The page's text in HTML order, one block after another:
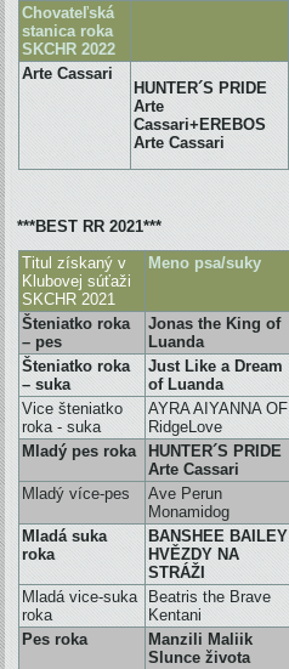
Chovateľská
stanica roka
SKCHR 2022
Arte Cassari
HUNTER´S PRIDE
Arte
Cassari+EREBOS
Arte Cassari
***BEST RR 2021***
Titul získaný v
Klubovej súťaži
SKCHR 2021
Meno psa/suky
Šteniatko roka
– pes
Jonas the King of
Luanda
Šteniatko roka
– suka
Just Like a Dream
of Luanda
Vice šteniatko
roka - suka
AYRA AIYANNA OF
RidgeLove
Mladý pes roka
HUNTER´S PRIDE
Arte Cassari
Mladý více-pes
Ave Perun
Monamidog
Mladá suka
roka
BANSHEE BAILEY
HVĚZDY NA
STRÁŽI
Mladá vice-suka
roka
Beatris the Brave
Kentani
Pes roka
Manzili Maliik
Slunce života